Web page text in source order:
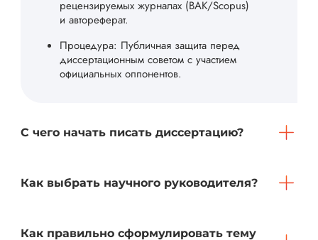
рецензируемых журналах (ВАК/Scopus)
и автореферат.
Процедура: Публичная защита перед
диссертационным советом с участием
официальных оппонентов.
С чего начать писать диссертацию?
Как выбрать научного руководителя?
Как правильно сформулировать тему